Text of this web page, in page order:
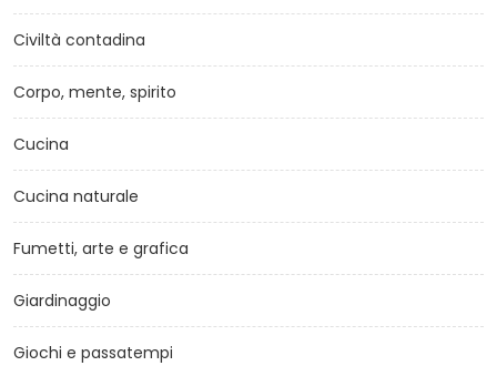
Civiltà contadina
Corpo, mente, spirito
Cucina
Cucina naturale
Fumetti, arte e grafica
Giardinaggio
Giochi e passatempi